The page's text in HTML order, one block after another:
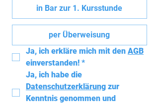
in Bar zur 1. Kursstunde
per Überweisung
Ja, ich erkläre mich mit den AGB
einverstanden! *
Datenschutzerklärung zur
Kenntnis genommen und